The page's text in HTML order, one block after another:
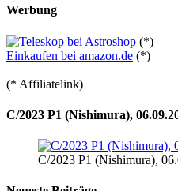
Werbung
(*)
Einkaufen bei amazon.de (*)
(* Affiliatelink)
C/2023 P1 (Nishimura),
C/2023 P1 (Nishimura),